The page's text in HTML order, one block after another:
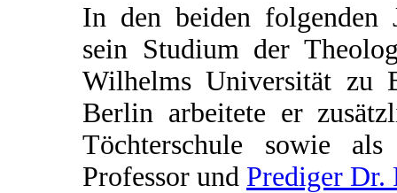
In den beiden folgenden
sein Studium der
Wilhelms Universität zu
Berlin arbeitete er
Töchterschule sowie
Professor und Prediger Dr.